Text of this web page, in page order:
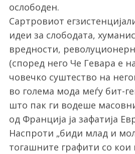
ослободен.
Сартровиот
идеи за слободата,
вредности,
(според него Че Гевара е
човечко суштество на
во голема мода меѓу бит-
што пак ги водеше
од Франција ја зафатија
Наспроти „биди млад и
тогашните графити со кои